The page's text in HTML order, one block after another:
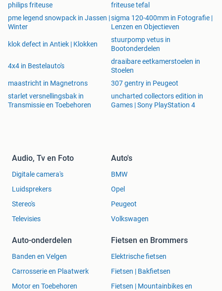
philips friteuse
friteuse tefal
pme legend snowpack in Jassen |
Winter
sigma 120-400mm in Fotografie |
Lenzen en Objectieven
klok defect in Antiek | Klokken
stuurpomp vetus in
Bootonderdelen
4x4 in Bestelauto's
draaibare eetkamerstoelen in
Stoelen
maastricht in Magnetrons
307 gentry in Peugeot
starlet versnellingsbak in
Transmissie en Toebehoren
uncharted collectors edition in
Games | Sony PlayStation 4
Audio, Tv en Foto
Digitale camera's
Luidsprekers
Stereo's
Televisies
Auto's
BMW
Opel
Peugeot
Volkswagen
Auto-onderdelen
Banden en Velgen
Carrosserie en Plaatwerk
Motor en Toebehoren
Fietsen en Brommers
Elektrische fietsen
Fietsen | Bakfietsen
Fietsen | Mountainbikes en